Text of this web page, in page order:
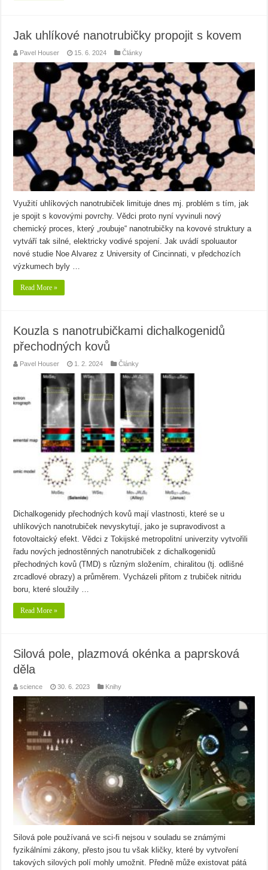
Jak uhlíkové nanotrubičky propojit s kovem
Pavel Houser 15. 6. 2024 Články
Využití uhlíkových nanotrubiček limituje dnes mj. problém s tím, jak
je spojit s kovovými povrchy. Vědci proto nyní vyvinuli nový
chemický proces, který „roubuje“ nanotrubičky na kovové struktury a
vytváří tak silné, elektricky vodivé spojení. Jak uvádí spoluautor
nové studie Noe Alvarez z University of Cincinnati, v předchozích
výzkumech byly …
Read More »
Kouzla s nanotrubičkami dichalkogenidů
přechodných kovů
Pavel Houser 1. 2. 2024 Články
Dichalkogenidy přechodných kovů mají vlastnosti, které se u
uhlíkových nanotrubiček nevyskytují, jako je supravodivost a
fotovoltaický efekt. Vědci z Tokijské metropolitní univerzity vytvořili
řadu nových jednostěnných nanotrubiček z dichalkogenidů
přechodných kovů (TMD) s různým složením, chiralitou (tj. odlišné
zrcadlové obrazy) a průměrem. Vycházeli přitom z trubiček nitridu
boru, které sloužily …
Read More »
Silová pole, plazmová okénka a paprsková
děla
science 30. 6. 2023 Knihy
Silová pole používaná ve sci-fi nejsou v souladu se známými
fyzikálními zákony, přesto jsou tu však kličky, které by vytvoření
takových silových polí mohly umožnit. Předně může existovat pátá